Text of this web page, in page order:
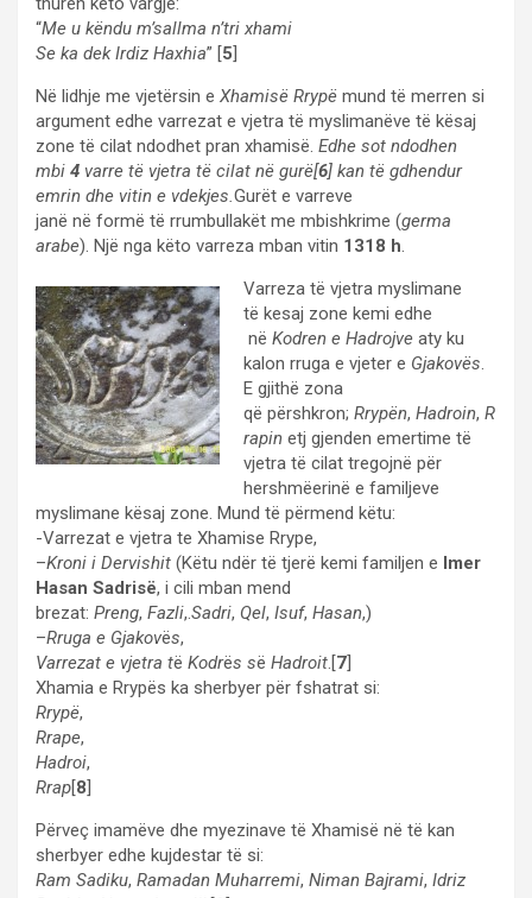
“Me u këndu m’sallma n’tri xhami
Se ka dek Irdiz Haxhia” [5]
Në lidhje me vjetërsin e Xhamisë Rrypë mund të merren si
argument edhe varrezat e vjetra të myslimanëve të kësaj
zone të cilat ndodhet pran xhamisë. Edhe sot ndodhen
mbi 4 varre të vjetra të cilat në gurë[6] kan të gdhendur
emrin dhe vitin e vdekjes.Gurët e varreve
janë në formë të rrumbullakët me mbishkrime (germa
arabe). Një nga këto varreza mban vitin 1318 h.
Varreza të vjetra myslimane
të kesaj zone kemi edhe
në Kodren e Hadrojve aty ku
kalon rruga e vjeter e Gjakovës.
E gjithë zona
që përshkron; Rrypën, Hadroin, R
rapin etj gjenden emertime të
vjetra të cilat tregojnë për
hershmëerinë e familjeve
myslimane kësaj zone. Mund të përmend këtu:
-Varrezat e vjetra te Xhamise Rrype,
–Kroni i Dervishit (Këtu ndër të tjerë kemi familjen e Imer
Hasan Sadrisë, i cili mban mend
brezat: Preng, Fazli,.Sadri, Qel, Isuf, Hasan,)
–Rruga e Gjakovës,
Varrezat e vjetra të Kodrës së Hadroit.[7]
Xhamia e Rrypës ka sherbyer për fshatrat si:
Rrypë,
Rrape,
Hadroi,
Rrap[8]
Përveç imamëve dhe myezinave të Xhamisë në të kan
sherbyer edhe kujdestar të si:
Ram Sadiku, Ramadan Muharremi, Niman Bajrami, Idriz